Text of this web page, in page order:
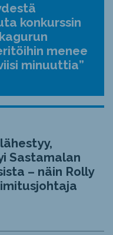
konkurssin
menee
minuuttia”
Sastamalan
– näin Rolly